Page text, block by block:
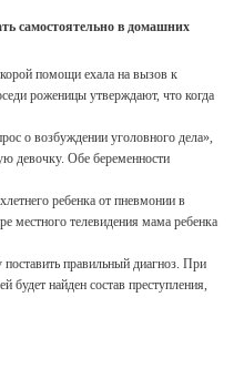
самостоятельно в домашних
помощи ехала на вызов к
роженицы утверждают, что когда
о возбуждении уголовного дела»,
девочку. Обе беременности
ребенка от пневмонии в
местного телевидения мама ребенка
правильный диагноз. При
найден состав преступления,